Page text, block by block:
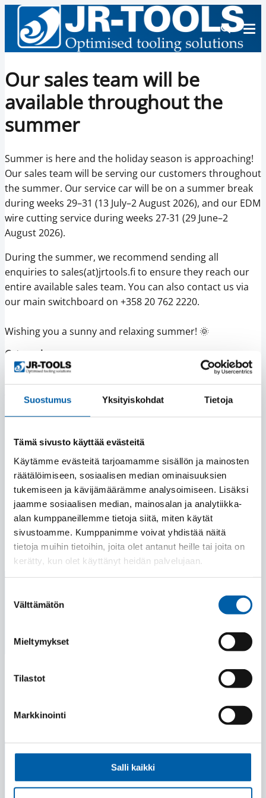
Suostumus Yksityiskohdat Tietoja
Tämä sivusto käyttää evästeitä
Käytämme evästeitä tarjoamamme sisällön ja mainosten
räätälöimiseen, sosiaalisen median ominaisuuksien
tukemiseen ja kävijämäärämme analysoimiseen. Lisäksi
jaamme sosiaalisen median, mainosalan ja analytiikka-
alan kumppaneillemme tietoja siitä, miten käytät
sivustoamme. Kumppanimme voivat yhdistää näitä
tietoja muihin tietoihin, joita olet antanut heille tai joita on
kerätty, kun olet käyttänyt heidän palvelujaan.
valinta
Välttämätön
Mieltymykset
Tilastot
Markkinointi
Salli kaikki
Our sales team will be
available throughout the
summer
Summer is here and the holiday season is approaching!
Our sales team will be serving our customers throughout
the summer. Our service car will be on a summer break
during weeks 29–31 (13 July–2 August 2026), and our EDM
wire cutting service during weeks 27-31 (29 June–2
August 2026).
During the summer, we recommend sending all
enquiries to sales(at)jrtools.fi to ensure they reach our
entire available sales team. You can also contact us via
our main switchboard on +358 20 762 2220.
Wishing you a sunny and relaxing summer! 🌞
Categories
News
Tags
metal cutting tools
tool reconditioning
summer holidays
Share on social media
Share
on
Facebook
Share
on
X
Share
on
LinkedIn
Share
on
WhatsApp